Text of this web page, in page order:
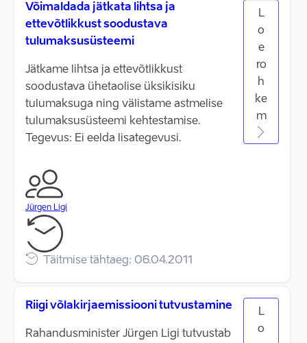
Võimaldada jätkata lihtsa ja
ettevõtlikkust soodustava
tulumaksusüsteemi
Jätkame lihtsa ja ettevõtlikkust
soodustava ühetaolise üksikisiku
tulumaksuga ning välistame astmelise
tulumaksusüsteemi kehtestamise.
Tegevus: Ei eelda lisategevusi.
Jürgen Ligi
Täitmise tähtaeg: 06.04.2011
L
o
e
ro
h
ke
m
Riigi võlakirjaemissiooni tutvustamine
Rahandusminister Jürgen Ligi tutvustab
L
o